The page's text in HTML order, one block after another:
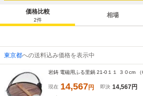
価格比較
2件
相場
東京都への送料込み価格を表示中
岩鋳 電磁用ふる里鍋 21-0１１ ３０cm （
現在 14,567円 即決 14,567円